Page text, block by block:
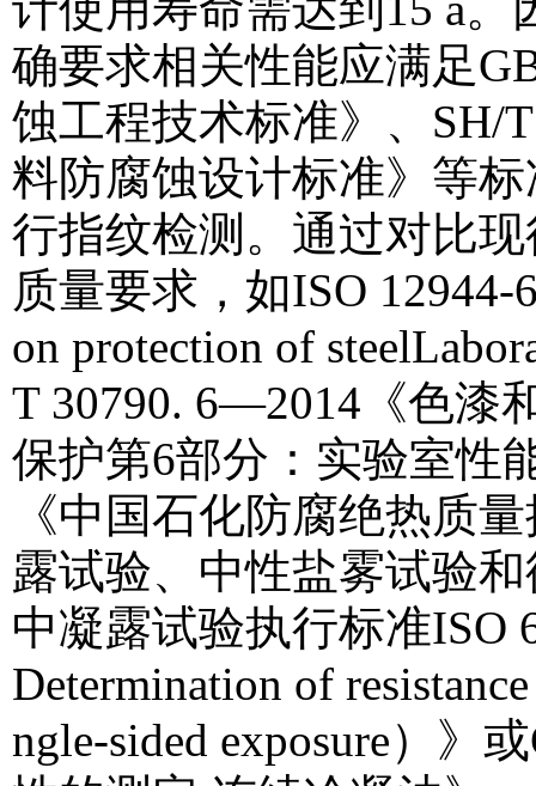
确要求相关性能应满足
蚀工程技术标准》、SH/
料防腐蚀设计标准》等
行指纹检测。通过对比
质量要求，如ISO 12944-
on protection of
T 30790. 6—2014《色漆
保护第6部分：实验室性
《中国石化防腐绝热质
露试验、中性盐雾试验
中凝露试验执行标准ISO
Determination of
ngle-sided exposure）》